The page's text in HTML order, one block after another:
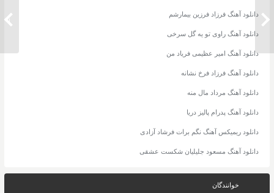
دانلود آهنگ بهنام بانی و ایمان ابراهیمی
دانلود آهنگ فرزاد فرزین بیمارشم
دانلود آهنگ راوی تو یه گل سرخی
دانلود آهنگ امیر عظیمی فریاد من
دانلود آهنگ فرزاد فرخ نشانه
دانلود آهنگ مرداد مال منه
دانلود آهنگ پدرام پالیز دریا
دانلود ریمیکس آهنگ نگم برات فرشاد آزادی
دانلود آهنگ مسعود جلیلیان شکست عشقی
خوانندگان